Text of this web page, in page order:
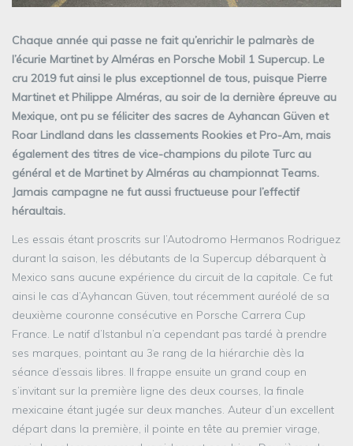
Chaque année qui passe ne fait qu’enrichir le palmarès de
l’écurie Martinet by Alméras en Porsche Mobil 1 Supercup. Le
cru 2019 fut ainsi le plus exceptionnel de tous, puisque Pierre
Martinet et Philippe Alméras, au soir de la dernière épreuve au
Mexique, ont pu se féliciter des sacres de Ayhancan Güven et
Roar Lindland dans les classements Rookies et Pro-Am, mais
également des titres de vice-champions du pilote Turc au
général et de Martinet by Alméras au championnat Teams.
Jamais campagne ne fut aussi fructueuse pour l’effectif
héraultais.
Les essais étant proscrits sur l’Autodromo Hermanos Rodriguez
durant la saison, les débutants de la Supercup débarquent à
Mexico sans aucune expérience du circuit de la capitale. Ce fut
ainsi le cas d’Ayhancan Güven, tout récemment auréolé de sa
deuxième couronne consécutive en Porsche Carrera Cup
France. Le natif d’Istanbul n’a cependant pas tardé à prendre
ses marques, pointant au 3e rang de la hiérarchie dès la
séance d’essais libres. Il frappe ensuite un grand coup en
s’invitant sur la première ligne des deux courses, la finale
mexicaine étant jugée sur deux manches. Auteur d’un excellent
départ dans la première, il pointe en tête au premier virage,